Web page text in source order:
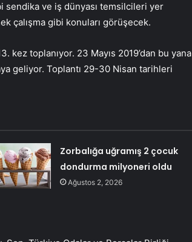
sendika ve iş dünyası temsilcileri yer
çalışma gibi konuları görüşecek.
kez toplanıyor. 23 Mayıs 2019’dan bu yana
geliyor. Toplantı 29-30 Nisan tarihleri
Zorbalığa uğramış 2 çocuk
dondurma milyoneri oldu
Ağustos 2, 2026